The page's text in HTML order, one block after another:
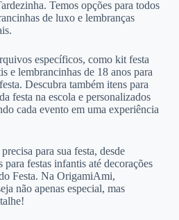
Temos opções para todos
de luxo e lembranças
específicos, como kit festa
e lembrancinhas de 18 anos para
Descubra também itens para
festa na escola e personalizados
cada evento em uma experiência
para sua festa, desde
festas infantis até decorações
Festa. Na OrigamiAmi,
não apenas especial, mas